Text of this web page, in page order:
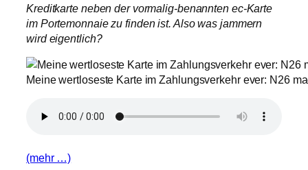
Kreditkarte neben der vormalig-benannten ec-Karte
im Portemonnaie zu finden ist. Also was jammern
wird eigentlich?
Meine wertloseste Karte im Zahlungsverkehr ever: N26
(mehr …)